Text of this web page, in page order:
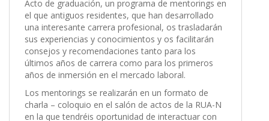
Acto de graduación, un programa de mentorings en
el que antiguos residentes, que han desarrollado
una interesante carrera profesional, os trasladarán
sus experiencias y conocimientos y os facilitarán
consejos y recomendaciones tanto para los
últimos años de carrera como para los primeros
años de inmersión en el mercado laboral.
Los mentorings se realizarán en un formato de
charla – coloquio en el salón de actos de la RUA-N
en la que tendréis oportunidad de interactuar con